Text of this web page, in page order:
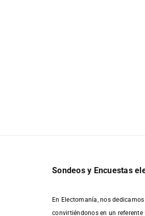
Sondeos y Encuestas
En Electomanía, nos
convirtiéndonos en un